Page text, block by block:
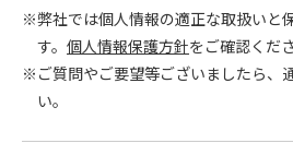
※弊社では個人情報の適正な取扱いと
す。 個人情報保護方針をご確認くださ
※ご質問やご要望等ございましたら、
い。